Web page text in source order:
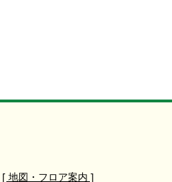
[ 地図・フロア案内 ]